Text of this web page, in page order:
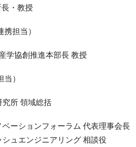
・教授
担当）
学協創推進本部長 教授
）
究所 領域総括
ーションフォーラム 代表理事会長
ュエンジニアリング 相談役